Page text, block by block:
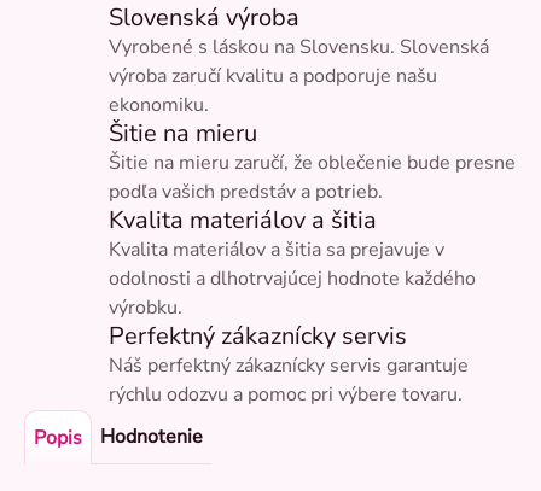
Slovenská výroba
Vyrobené s láskou na Slovensku. Slovenská
výroba zaručí kvalitu a podporuje našu
ekonomiku.
Šitie na mieru
Šitie na mieru zaručí, že oblečenie bude presne
podľa vašich predstáv a potrieb.
Kvalita materiálov a šitia
Kvalita materiálov a šitia sa prejavuje v
odolnosti a dlhotrvajúcej hodnote každého
výrobku.
Perfektný zákaznícky servis
Náš perfektný zákaznícky servis garantuje
rýchlu odozvu a pomoc pri výbere tovaru.
Popis
Hodnotenie